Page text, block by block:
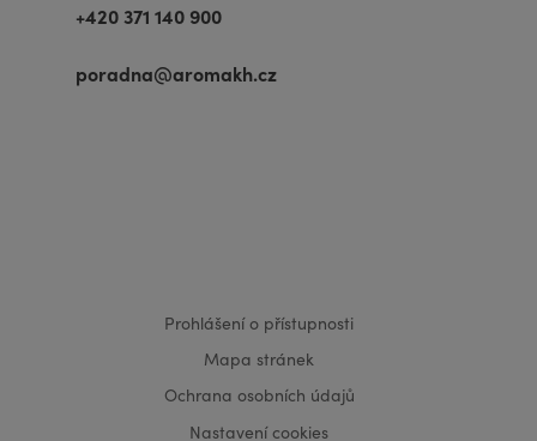
+420 371 140 900
poradna@aromakh.cz
Prohlášení o přístupnosti
Mapa stránek
Ochrana osobních údajů
Nastavení cookies